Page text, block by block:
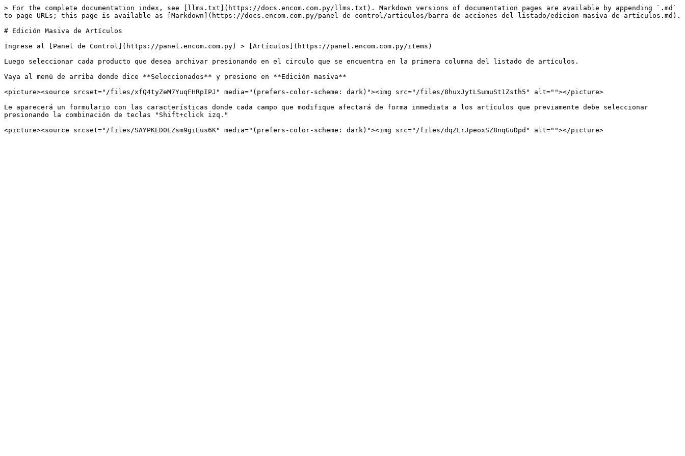
> For the complete documentation index, see [llms.txt](https://docs.encom.com.py/llms.txt). Markdown versions of documentation pages are available by appending `.md`
to page URLs; this page is available as [Markdown](https://docs.encom.com.py/panel-de-control/articulos/barra-de-acciones-del-listado/edicion-masiva-de-articulos.md).
# Edición Masiva de Artículos
Ingrese al [Panel de Control](https://panel.encom.com.py) > [Artículos](https://panel.encom.com.py/items)
Luego seleccionar cada producto que desea archivar presionando en el circulo que se encuentra en la primera columna del listado de artículos.
Vaya al menú de arriba donde dice **Seleccionados** y presione en **Edición masiva**
<picture><source srcset="/files/xfQ4tyZeM7YuqFHRpIPJ" media="(prefers-color-scheme: dark)"><img src="/files/8huxJytLSumuSt1Zsth5" alt=""></picture>
Le aparecerá un formulario con las características donde cada campo que modifique afectará de forma inmediata a los artículos que previamente debe seleccionar
presionando la combinación de teclas "Shift+click izq."